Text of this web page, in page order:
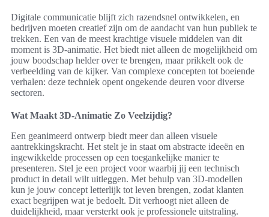
Digitale communicatie blijft zich razendsnel ontwikkelen, en
bedrijven moeten creatief zijn om de aandacht van hun publiek te
trekken. Een van de meest krachtige visuele middelen van dit
moment is 3D-animatie. Het biedt niet alleen de mogelijkheid om
jouw boodschap helder over te brengen, maar prikkelt ook de
verbeelding van de kijker. Van complexe concepten tot boeiende
verhalen: deze techniek opent ongekende deuren voor diverse
sectoren.
Wat Maakt 3D-Animatie Zo Veelzijdig?
Een geanimeerd ontwerp biedt meer dan alleen visuele
aantrekkingskracht. Het stelt je in staat om abstracte ideeën en
ingewikkelde processen op een toegankelijke manier te
presenteren. Stel je een project voor waarbij jij een technisch
product in detail wilt uitleggen. Met behulp van 3D-modellen
kun je jouw concept letterlijk tot leven brengen, zodat klanten
exact begrijpen wat je bedoelt. Dit verhoogt niet alleen de
duidelijkheid, maar versterkt ook je professionele uitstraling.